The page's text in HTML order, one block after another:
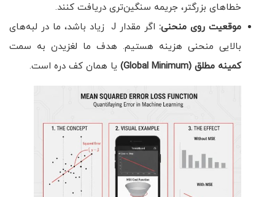
خطاهای بزرگتر، جریمه سنگین‌تری دریافت کنند.
موقعیت روی منحنی:
اگر مقدار J زیاد باشد، ما در لبه‌های
بالایی منحنی هزینه هستیم. هدف ما لغزیدن به سمت
کمینه مطلق (Global Minimum) یا همان کف دره است.